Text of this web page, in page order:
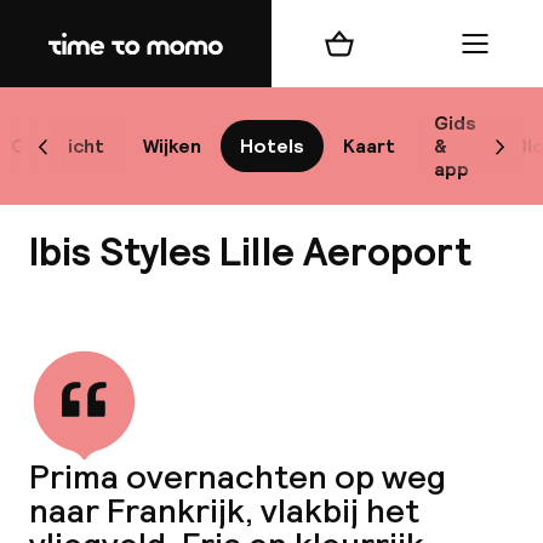
Home
Overzicht Wijken Hotels Kaart
Gids
&
app
Scroll naar links
Winkelmand Menu
Ibis Styles Lille Aeroport
Prima overnachten op weg
naar Frankrijk, vlakbij het